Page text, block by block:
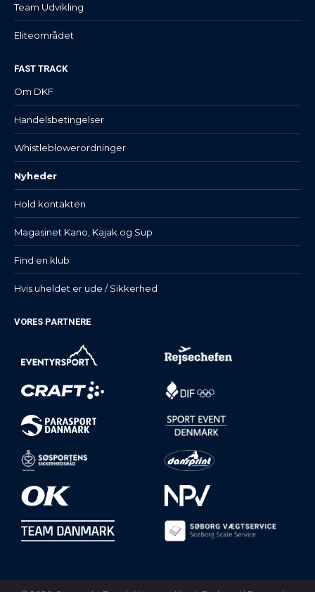
Team Udvikling
Eliteområdet
FAST TRACK
Om DKF
Handelsbetingelser
Whistleblowerordninger
Nyheder
Hold kontakten
Magasinet Kano, Kajak og Sup
Find en klub
Hvis uheldet er ude / Sikkerhed
VORES PARTNERE